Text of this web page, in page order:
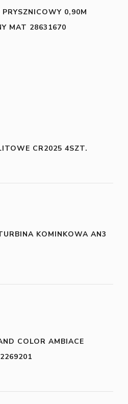
0,90M
MAT 28631670
CR2025 4SZT.
KOMINKOWA AN3
COLOR AMBIACE